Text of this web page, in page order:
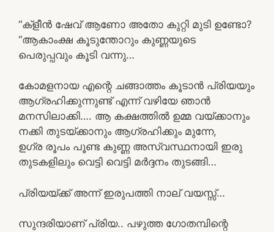
“ക്‌ളീൻ ഷേവ് ആണോ അതോ കുറ്റി മുടി ഉണ്ടോ?
“ആകാംക്ഷ കൂടുന്തോറും കുണ്ണയുടെ
പെരുപ്പവും കൂടി വന്നു…
കോമളനായ എന്റെ ചങ്ങാത്തം കൂടാൻ പ്രിയയും
ആഗ്രഹിക്കുന്നുണ്ട് എന്ന് വഴിയേ ഞാൻ
മനസിലാക്കി…. ആ കക്ഷത്തിൽ ഉമ്മ വയ്ക്കാനും
നക്കി തുടയ്ക്കാനും ആഗ്രഹിക്കും മുന്നേ,
ഉഗ്ര രൂപം പൂണ്ട കുണ്ണ അസ്വസ്ഥനായി ഇരു
തുടകളിലും വെട്ടി വെട്ടി മർദ്ദനം തുടങ്ങി…
പ്രിയയ്ക്ക് അന്ന് ഇരുപത്തി നാല് വയസ്സ്…
സുന്ദരിയാണ് പ്രിയ.. പഴുത്ത ഗോതമ്പിന്റെ